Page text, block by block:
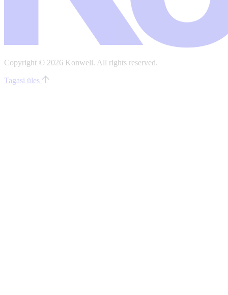
Copyright © 2026 Konwell. All rights reserved.
Tagasi üles